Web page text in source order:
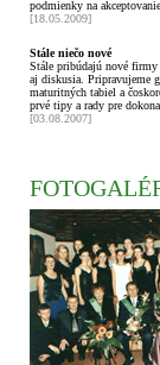
podmienky na
[18.05.2009]
Stále niečo nové
Stále pribúdajú nové firmy
aj diskusia. Pripravujeme
maturitných tabiel a
prvé tipy a rady pre
[03.08.2007]